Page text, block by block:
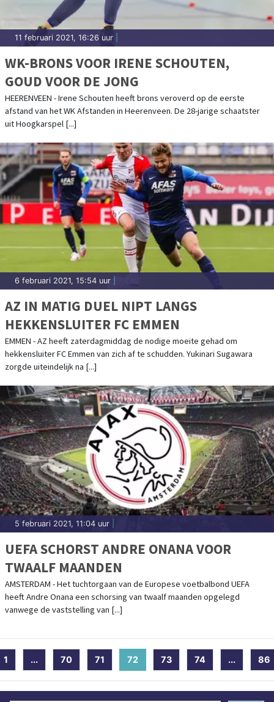
11 februari 2021, 16:26 uur
WK-BRONS VOOR IRENE SCHOUTEN,
GOUD VOOR DE JONG
HEERENVEEN - Irene Schouten heeft brons veroverd op de eerste
afstand van het WK Afstanden in Heerenveen. De 28-jarige schaatster
uit Hoogkarspel [...]
6 februari 2021, 15:54 uur
AZ IN MATIG DUEL NIPT LANGS
HEKKENSLUITER FC EMMEN
EMMEN - AZ heeft zaterdagmiddag de nodige moeite gehad om
hekkensluiter FC Emmen van zich af te schudden. Yukinari Sugawara
zorgde uiteindelijk na [...]
5 februari 2021, 11:04 uur
UEFA SCHORST ANDRE ONANA VOOR
TWAALF MAANDEN
AMSTERDAM - Het tuchtorgaan van de Europese voetbalbond UEFA
heeft Andre Onana een schorsing van twaalf maanden opgelegd
vanwege de vaststelling van [...]
1 ... 70 71 72 (current)
73 74 ... 86